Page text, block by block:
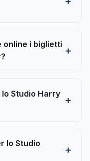
online i biglietti
Studio Harry
lo Studio